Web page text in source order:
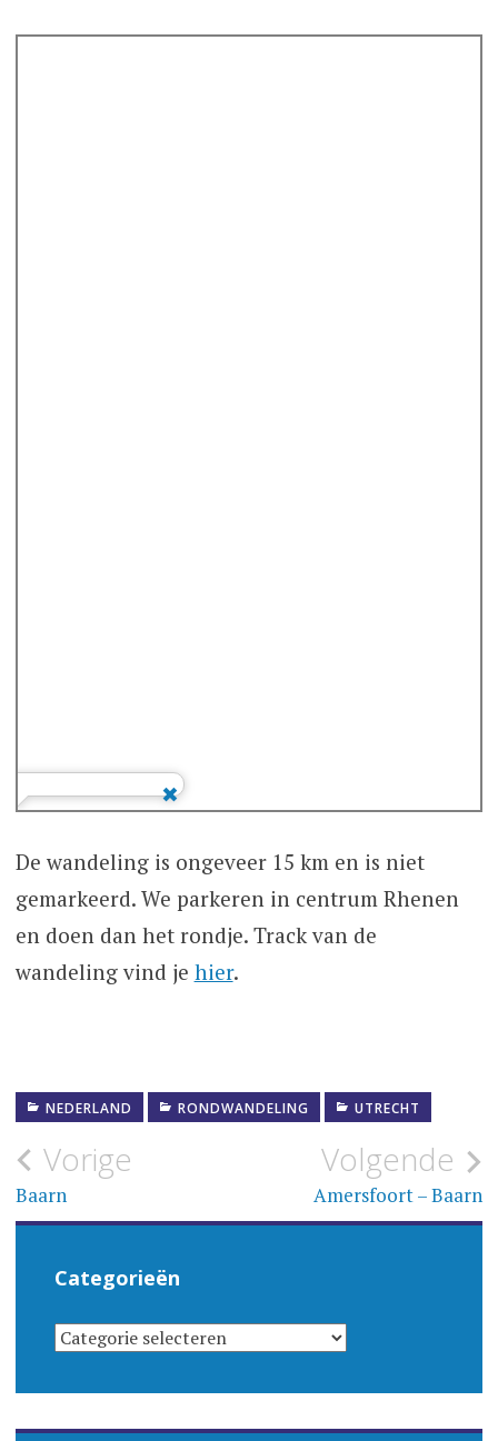
De wandeling is ongeveer 15 km en is niet
gemarkeerd. We parkeren in centrum Rhenen
en doen dan het rondje. Track van de
wandeling vind je hier.
NEDERLAND RONDWANDELING UTRECHT
Bericht
navigatie
Vorige
Baarn
Volgende
Amersfoort – Baarn
Categorieën
CATEGORIEËN